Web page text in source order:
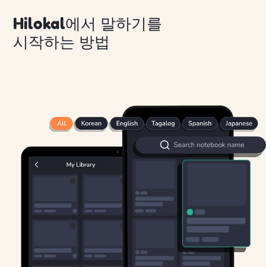
Hilokal에서 말하기를
시작하는 방법